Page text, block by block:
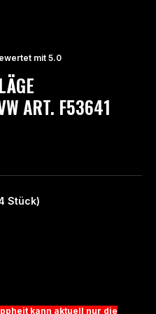
mit 5.0
ART. F53641
Stück)
kann aktuell nur die